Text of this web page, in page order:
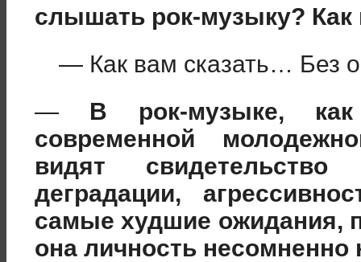
слышать рок-музыку? Как
— Как вам сказать… Без
— В рок-музыке,
современной
видят свидетельство
деградации,
самые худшие ожидания,
она личность несомненно